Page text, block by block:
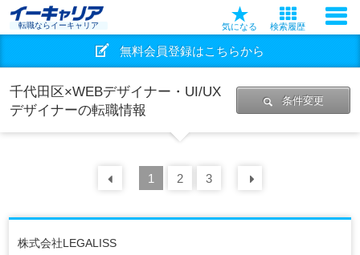
転職ならイーキャリア 気になる 検索履歴
無料会員登録はこちらから
千代田区×WEBデザイナー・UI/UX
デザイナーの転職情報
条件変更
前の 30
1 2 3
株式会社LEGALISS